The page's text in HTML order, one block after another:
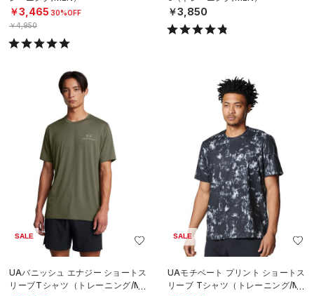
￥3,465 30%OFF
￥4,950
￥3,850
SALE
UAバニッシュ エナジー ショートス
リーブTシャツ（トレーニング/ME
SALE
UAモチベート プリント ショートス
リーブ Tシャツ（トレーニング/ME